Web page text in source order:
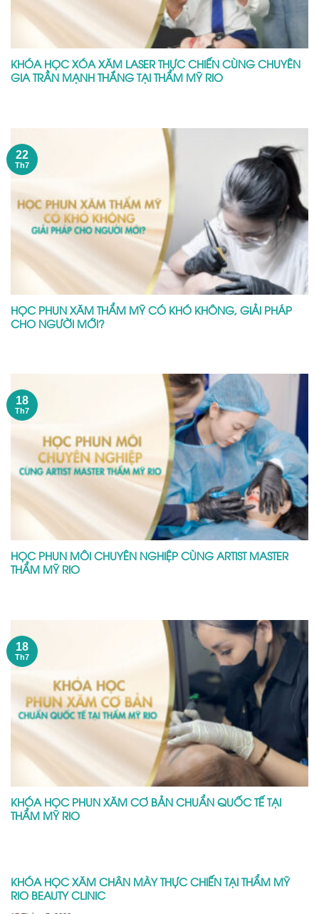
KHÓA HỌC XÓA XĂM LASER THỰC CHIẾN CÙNG CHUYÊN
GIA TRẦN MẠNH THẮNG TẠI THẨM MỸ RIO
HỌC PHUN XĂM THẨM MỸ CÓ KHÓ KHÔNG, GIẢI PHÁP
CHO NGƯỜI MỚI?
22
Th7
HỌC PHUN MÔI CHUYÊN NGHIỆP CÙNG ARTIST MASTER
THẨM MỸ RIO
18
Th7
KHÓA HỌC PHUN XĂM CƠ BẢN CHUẨN QUỐC TẾ TẠI
THẨM MỸ RIO
18
Th7
KHÓA HỌC XĂM CHÂN MÀY THỰC CHIẾN TẠI THẨM MỸ
RIO BEAUTY CLINIC